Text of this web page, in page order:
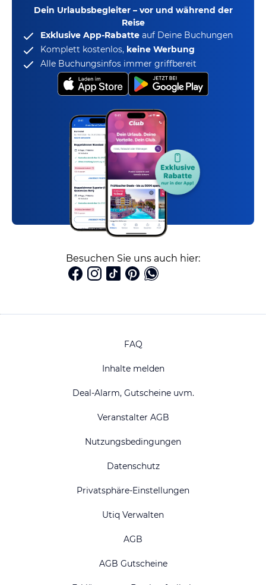
Dein Urlaubsbegleiter – vor und während der
Reise
Exklusive App-Rabatte auf Deine Buchungen
Komplett kostenlos, keine Werbung
Alle Buchungsinfos immer griffbereit
Besuchen Sie uns auch hier:
FAQ
Inhalte melden
Deal-Alarm, Gutscheine uvm.
Veranstalter AGB
Nutzungsbedingungen
Datenschutz
Privatsphäre-Einstellungen
Utiq Verwalten
AGB
AGB Gutscheine